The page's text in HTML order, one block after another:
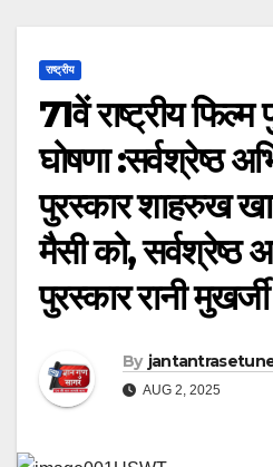
राष्ट्रीय
71वें राष्ट्रीय फिल्म
घोषणा :सर्वश्रेष्ठ
पुरस्कार शाहरुख
मैसी को, सर्वश्रेष्ठ
पुरस्कार रानी
By
AUG 2, 2025